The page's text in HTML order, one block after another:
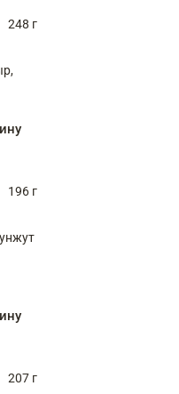
248 г
196 г
207 г